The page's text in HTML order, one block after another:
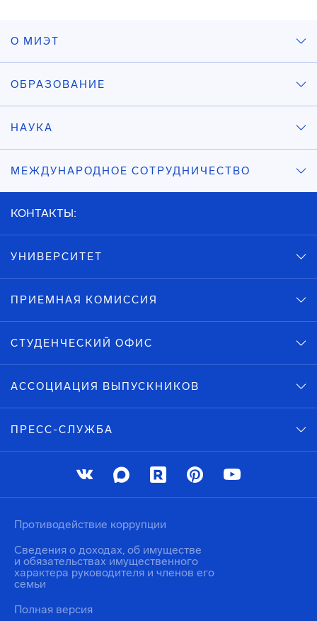
О МИЭТ
ОБРАЗОВАНИЕ
НАУКА
МЕЖДУНАРОДНОЕ СОТРУДНИЧЕСТВО
КОНТАКТЫ:
УНИВЕРСИТЕТ
ПРИЕМНАЯ КОМИССИЯ
СТУДЕНЧЕСКИЙ ОФИС
АССОЦИАЦИЯ ВЫПУСКНИКОВ
ПРЕСС-СЛУЖБА
Противодействие коррупции
Сведения о доходах, об имуществе
и обязательствах имущественного
характера руководителя и членов его
семьи
Полная версия